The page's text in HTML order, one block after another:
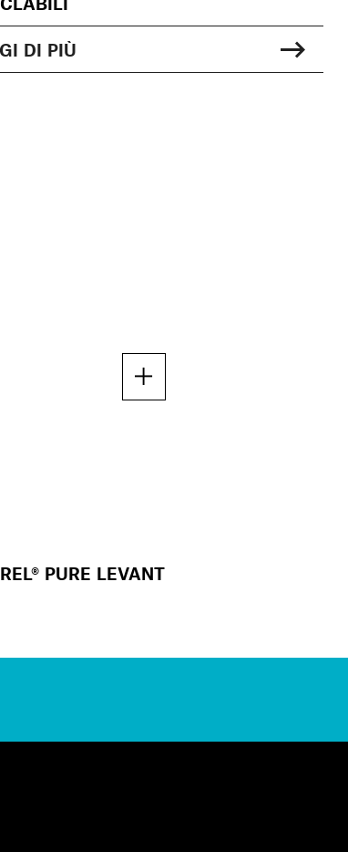
DI PIÙ
PURE LEVANT